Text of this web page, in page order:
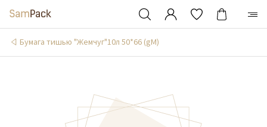
Бумага тишью "Жемчуг"10л 50*66 (gM)